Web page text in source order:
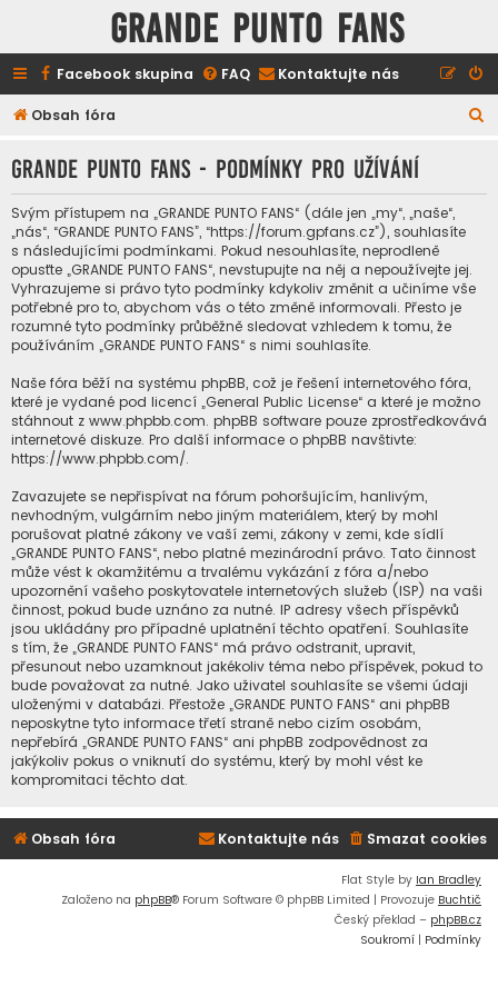
GRANDE PUNTO FANS
Facebook skupina FAQ Kontaktujte nás
Obsah fóra
d
GRANDE PUNTO FANS - Podmínky pro užívání
Svým přístupem na „GRANDE PUNTO FANS“ (dále jen „my“, „naše“,
„nás“, “GRANDE PUNTO FANS”, “https://forum.gpfans.cz”), souhlasíte
s následujícími podmínkami. Pokud nesouhlasíte, neprodleně
opusťte „GRANDE PUNTO FANS“, nevstupujte na něj a nepoužívejte jej.
Vyhrazujeme si právo tyto podmínky kdykoliv změnit a učiníme vše
potřebné pro to, abychom vás o této změně informovali. Přesto je
rozumné tyto podmínky průběžně sledovat vzhledem k tomu, že
používáním „GRANDE PUNTO FANS“ s nimi souhlasíte.
Naše fóra běží na systému phpBB, což je řešení internetového fóra,
které je vydané pod licencí „General Public License“ a které je možno
stáhnout z www.phpbb.com. phpBB software pouze zprostředkovává
internetové diskuze. Pro další informace o phpBB navštivte:
https://www.phpbb.com/.
Zavazujete se nepřispívat na fórum pohoršujícím, hanlivým,
nevhodným, vulgárním nebo jiným materiálem, který by mohl
porušovat platné zákony ve vaší zemi, zákony v zemi, kde sídlí
„GRANDE PUNTO FANS“, nebo platné mezinárodní právo. Tato činnost
může vést k okamžitému a trvalému vykázání z fóra a/nebo
upozornění vašeho poskytovatele internetových služeb (ISP) na vaši
činnost, pokud bude uznáno za nutné. IP adresy všech příspěvků
jsou ukládány pro případné uplatnění těchto opatření. Souhlasíte
s tím, že „GRANDE PUNTO FANS“ má právo odstranit, upravit,
přesunout nebo uzamknout jakékoliv téma nebo příspěvek, pokud to
bude považovat za nutné. Jako uživatel souhlasíte se všemi údaji
uloženými v databázi. Přestože „GRANDE PUNTO FANS“ ani phpBB
neposkytne tyto informace třetí straně nebo cizím osobám,
nepřebírá „GRANDE PUNTO FANS“ ani phpBB zodpovědnost za
jakýkoliv pokus o vniknutí do systému, který by mohl vést ke
kompromitaci těchto dat.
Obsah fóra Smazat cookies
Kontaktujte nás
Flat Style by Ian Bradley
Založeno na phpBB® Forum Software © phpBB Limited | Provozuje Buchtič
Český překlad – phpBB.cz
Soukromí | Podmínky